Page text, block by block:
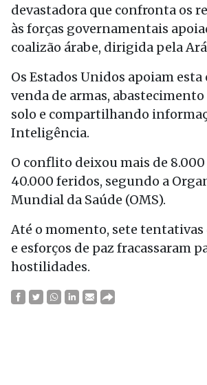
devastadora que confronta os
às forças governamentais
coalizão árabe, dirigida pela
Os Estados Unidos apoiam esta
venda de armas, abastecimento
solo e compartilhando
Inteligência.
O conflito deixou mais de
40.000 feridos, segundo a
Mundial da Saúde (OMS).
Até o momento, sete tentativas
e esforços de paz fracassaram
hostilidades.